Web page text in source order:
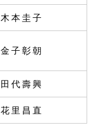
木本圭子
金子彰朝
田代壽興
花里昌直